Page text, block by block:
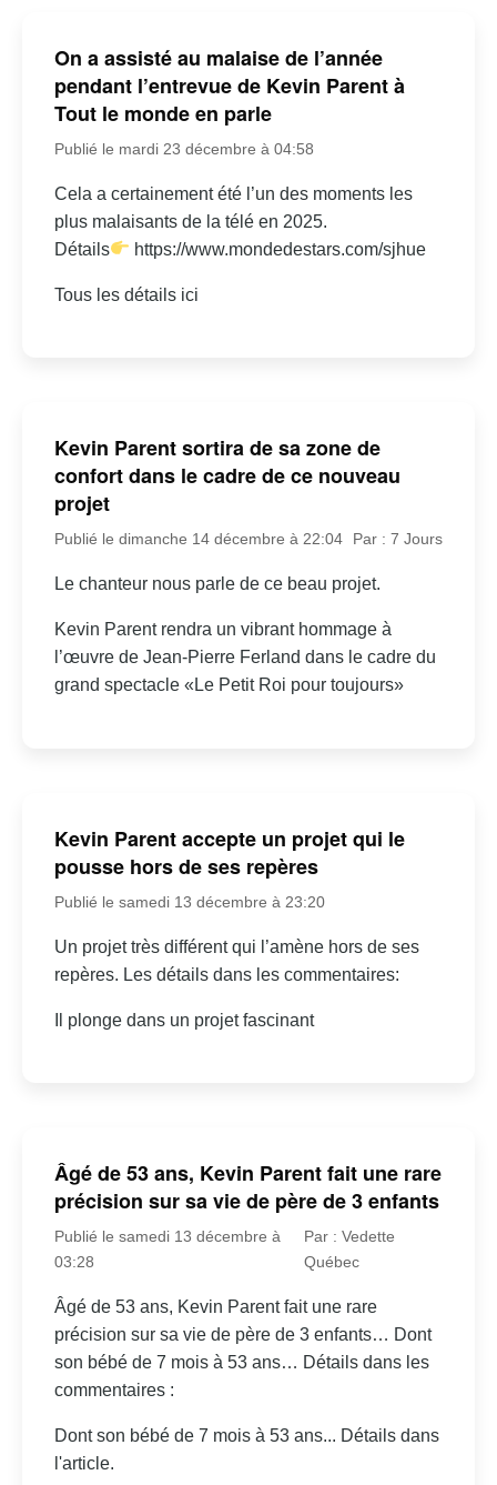
On a assisté au malaise de l’année
pendant l’entrevue de Kevin Parent à
Tout le monde en parle
Publié le mardi 23 décembre à 04:58
Cela a certainement été l’un des moments les
plus malaisants de la télé en 2025.
Détails
https://www.mondedestars.com/sjhue
Tous les détails ici
Kevin Parent sortira de sa zone de
confort dans le cadre de ce nouveau
projet
Publié le dimanche 14 décembre à 22:04 Par : 7 Jours
Le chanteur nous parle de ce beau projet.
Kevin Parent rendra un vibrant hommage à
l’œuvre de Jean-Pierre Ferland dans le cadre du
grand spectacle «Le Petit Roi pour toujours»
Kevin Parent accepte un projet qui le
pousse hors de ses repères
Publié le samedi 13 décembre à 23:20
Un projet très différent qui l’amène hors de ses
repères. Les détails dans les commentaires:
Il plonge dans un projet fascinant
Âgé de 53 ans, Kevin Parent fait une rare
précision sur sa vie de père de 3 enfants
Publié le samedi 13 décembre à
03:28
Par : Vedette
Québec
Âgé de 53 ans, Kevin Parent fait une rare
précision sur sa vie de père de 3 enfants… Dont
son bébé de 7 mois à 53 ans… Détails dans les
commentaires :
Dont son bébé de 7 mois à 53 ans... Détails dans
l'article.